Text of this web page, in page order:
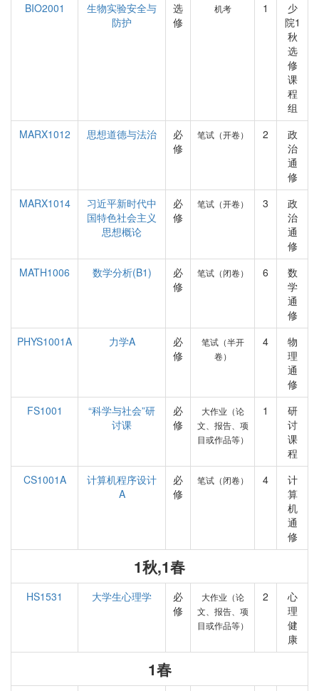
BIO2001
生物实验安全与
防护
选
修
机考 1
少
院1
秋
选
修
课
程
组
MARX1012
思想道德与法治
必
修
笔试（开卷） 2
政
治
通
修
MARX1014
习近平新时代中
国特色社会主义
思想概论
必
修
笔试（开卷） 3
政
治
通
修
MATH1006
数学分析(B1)
必
修
笔试（闭卷） 6
数
学
通
修
PHYS1001A
力学A
必
修
笔试（半开
卷）
4
物
理
通
修
FS1001
“科学与社会”研
讨课
必
修
大作业（论
文、报告、项
目或作品等）
1
研
讨
课
程
CS1001A
计算机程序设计
A
必
修
笔试（闭卷） 4
计
算
机
通
修
1秋,1春
HS1531 大学生心理学
必
修
大作业（论
文、报告、项
目或作品等）
2
心
理
健
康
1春